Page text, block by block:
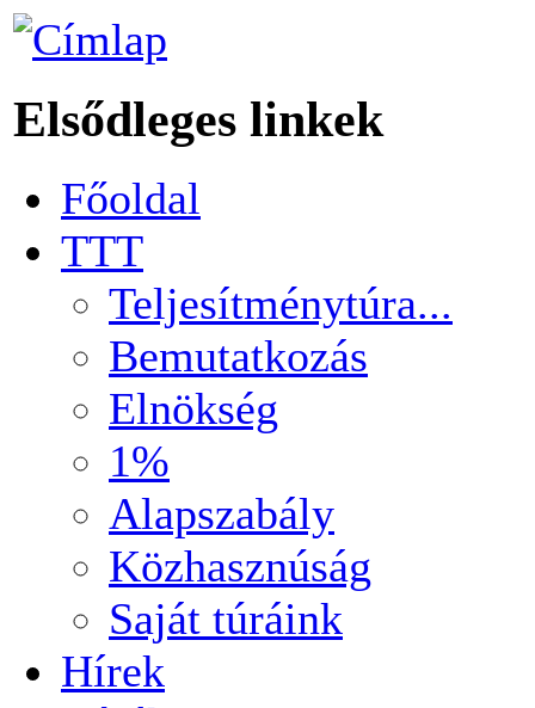
Elsődleges linkek
Főoldal
TTT
Teljesítménytúra...
Bemutatkozás
Elnökség
1%
Alapszabály
Közhasznúság
Saját túráink
Hírek